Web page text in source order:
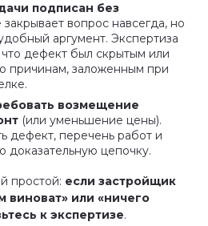
подписан без
закрывает вопрос навсегда, но
аргумент. Экспертиза
что дефект был скрытым или
причинам, заложенным при
возмещение
(или уменьшение цены).
дефект, перечень работ и
доказательную цепочку.
простой: если застройщик
виноват» или «ничего
к экспертизе.